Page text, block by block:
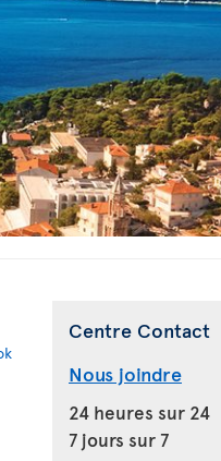
Centre Contact
Nous joindre
24 heures sur 24
7 jours sur 7